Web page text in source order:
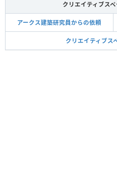
クリエイティブス
アークス建築研究員からの依頼
クリエイティブス